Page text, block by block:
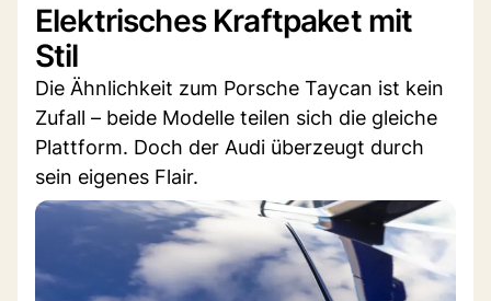
Elektrisches Kraftpaket mit
Stil
Die Ähnlichkeit zum Porsche Taycan ist kein
Zufall – beide Modelle teilen sich die gleiche
Plattform. Doch der Audi überzeugt durch
sein eigenes Flair.